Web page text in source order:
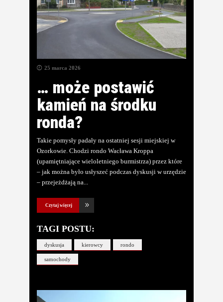
25 marca 2026
… może postawić
kamień na środku
ronda?
Takie pomysły padały na ostatniej sesji miejskiej w
Ozorkowie. Chodzi rondo Wacława Kroppa
(upamiętniające wieloletniego burmistrza) przez które
– jak można było usłyszeć podczas dyskusji w urzędzie
– przejeżdżają na
Czytaj więcej
TAGI POSTU:
dyskusja kierowcy rondo
samochody